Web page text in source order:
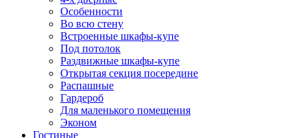
Особенности
Во всю стену
Встроенные шкафы-купе
Под потолок
Раздвижные шкафы-купе
Открытая секция посередине
Распашные
Гардероб
Для маленького помещения
Эконом
Гостиные